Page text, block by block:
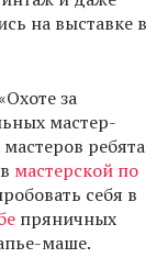
на выставке в
за
мастер-
ребята
мастерской по
себя в
пряничных
маше.